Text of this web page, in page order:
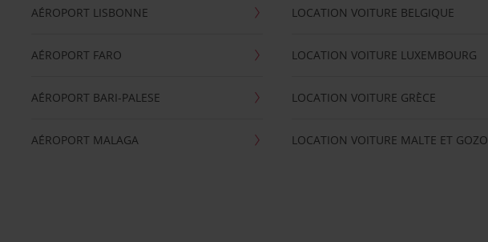
AÉROPORT LISBONNE
AÉROPORT FARO
AÉROPORT BARI-PALESE
AÉROPORT MALAGA
LOCATION VOITURE BELGIQUE
LOCATION VOITURE LUXEMBOURG
LOCATION VOITURE GRÈCE
LOCATION VOITURE MALTE ET GOZO